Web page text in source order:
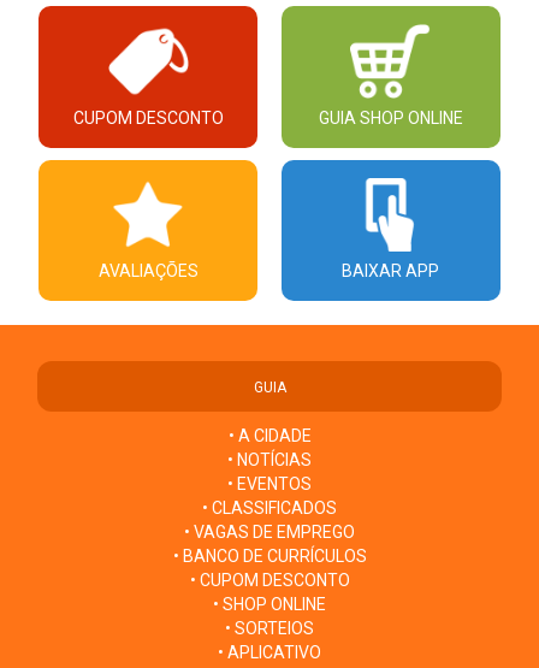
CUPOM DESCONTO GUIA SHOP ONLINE
AVALIAÇÕES BAIXAR APP
GUIA
• A CIDADE
• NOTÍCIAS
• EVENTOS
• CLASSIFICADOS
• VAGAS DE EMPREGO
• BANCO DE CURRÍCULOS
• CUPOM DESCONTO
• SHOP ONLINE
• SORTEIOS
• APLICATIVO